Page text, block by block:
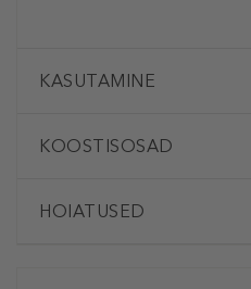
KASUTAMINE
KOOSTISOSAD
HOIATUSED